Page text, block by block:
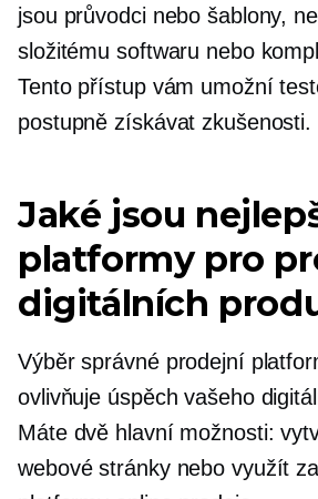
jsou průvodci nebo šablony,
složitému softwaru nebo
Tento přístup vám umožní
postupně získávat zkušenosti.
Jaké jsou
platformy pro
digitálních
Výběr správné prodejní
ovlivňuje úspěch vašeho
Máte dvě hlavní možnosti:
webové stránky nebo využít